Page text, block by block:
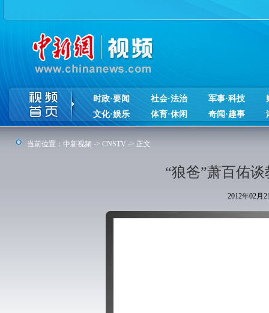
时政·要闻 社会·法治 军事·科技
文化·娱乐
体育·休闲 奇闻·趣事
当前位置： 中新视频 -> CNSTV -> 正文
“狼爸”萧百佑
2012年02月